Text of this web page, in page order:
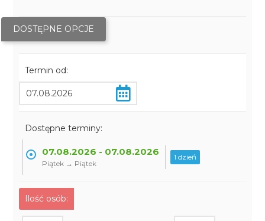
DOSTĘPNE OPCJE
Termin od:
Dostępne terminy:
07.08.2026 - 07.08.2026
Piątek → Piątek
1 dzień
Ilość osób: